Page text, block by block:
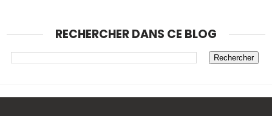
RECHERCHER DANS CE BLOG